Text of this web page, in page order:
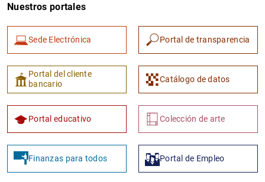
Nuestros portales
Sede Electrónica Portal de transparencia
Portal del cliente
bancario
Catálogo de datos
Portal educativo Colección de arte
Finanzas para todos Portal de Empleo